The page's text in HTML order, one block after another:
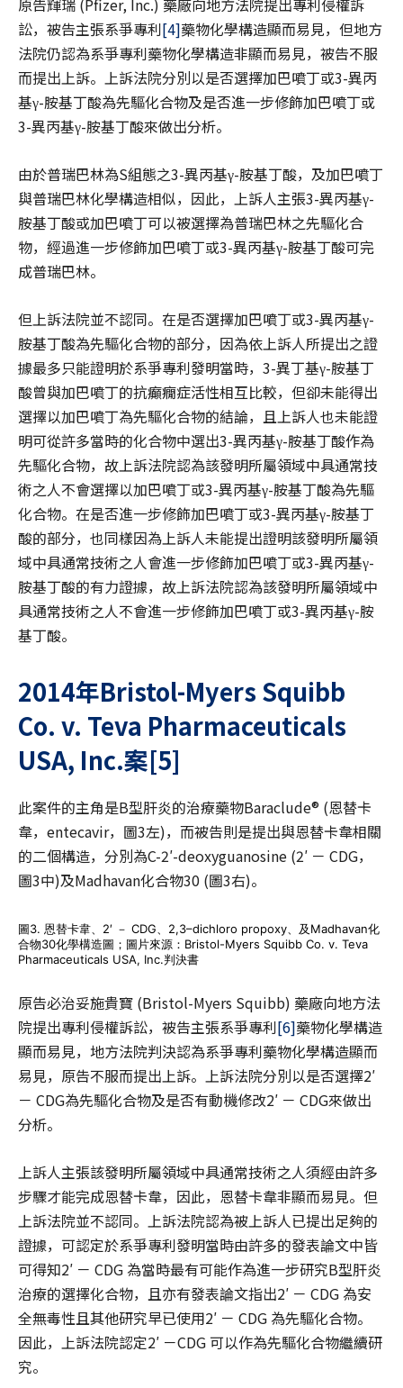
原告輝瑞 (Pfizer, Inc.) 藥廠向地方法院提出專利侵權訴
訟，被告主張系爭專利[4]藥物化學構造顯而易見，但地方
法院仍認為系爭專利藥物化學構造非顯而易見，被告不服
而提出上訴。上訴法院分別以是否選擇加巴噴丁或3-異丙
基γ-胺基丁酸為先驅化合物及是否進一步修飾加巴噴丁或
3-異丙基γ-胺基丁酸來做出分析。
由於普瑞巴林為S組態之3-異丙基γ-胺基丁酸，及加巴噴丁
與普瑞巴林化學構造相似，因此，上訴人主張3-異丙基γ-
胺基丁酸或加巴噴丁可以被選擇為普瑞巴林之先驅化合
物，經過進一步修飾加巴噴丁或3-異丙基γ-胺基丁酸可完
成普瑞巴林。
但上訴法院並不認同。在是否選擇加巴噴丁或3-異丙基γ-
胺基丁酸為先驅化合物的部分，因為依上訴人所提出之證
據最多只能證明於系爭專利發明當時，3-異丁基γ-胺基丁
酸曾與加巴噴丁的抗癲癇症活性相互比較，但卻未能得出
選擇以加巴噴丁為先驅化合物的結論，且上訴人也未能證
明可從許多當時的化合物中選出3-異丙基γ-胺基丁酸作為
先驅化合物，故上訴法院認為該發明所屬領域中具通常技
術之人不會選擇以加巴噴丁或3-異丙基γ-胺基丁酸為先驅
化合物。在是否進一步修飾加巴噴丁或3-異丙基γ-胺基丁
酸的部分，也同樣因為上訴人未能提出證明該發明所屬領
域中具通常技術之人會進一步修飾加巴噴丁或3-異丙基γ-
胺基丁酸的有力證據，故上訴法院認為該發明所屬領域中
具通常技術之人不會進一步修飾加巴噴丁或3-異丙基γ-胺
基丁酸。
2014年Bristol-Myers Squibb
Co. v. Teva Pharmaceuticals
USA, Inc.案[5]
此案件的主角是B型肝炎的治療藥物Baraclude® (恩替卡
韋，entecavir，圖3左)，而被告則是提出與恩替卡韋相關
的二個構造，分別為C-2′-deoxyguanosine (2′ － CDG，
圖3中)及Madhavan化合物30 (圖3右)。
圖3. 恩替卡韋、2′ － CDG、2,3–dichloro propoxy、及Madhavan化
合物30化學構造圖；圖片來源：Bristol-Myers Squibb Co. v. Teva
Pharmaceuticals USA, Inc.判決書
原告必治妥施貴寶 (Bristol-Myers Squibb) 藥廠向地方法
院提出專利侵權訴訟，被告主張系爭專利[6]藥物化學構造
顯而易見，地方法院判決認為系爭專利藥物化學構造顯而
易見，原告不服而提出上訴。上訴法院分別以是否選擇2′
－ CDG為先驅化合物及是否有動機修改2′ － CDG來做出
分析。
上訴人主張該發明所屬領域中具通常技術之人須經由許多
步驟才能完成恩替卡韋，因此，恩替卡韋非顯而易見。但
上訴法院並不認同。上訴法院認為被上訴人已提出足夠的
證據，可認定於系爭專利發明當時由許多的發表論文中皆
可得知2′ － CDG 為當時最有可能作為進一步研究B型肝炎
治療的選擇化合物，且亦有發表論文指出2′ － CDG 為安
全無毒性且其他研究早已使用2′ － CDG 為先驅化合物。
因此，上訴法院認定2′ －CDG 可以作為先驅化合物繼續研
究。